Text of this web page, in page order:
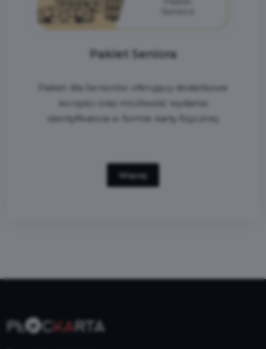
Pakiet Seniora
Pakiet dla Seniorów oferujący dodatkowe
korzyści oraz możliwość wydania
identyfikatora w formie karty fizycznej
Więcej